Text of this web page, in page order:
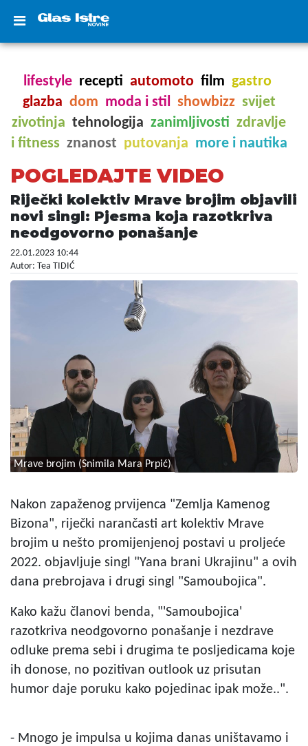
lifestyle recepti automoto film gastro
glazba dom moda i stil showbizz svijet
zivotinja tehnologija zanimljivosti zdravlje
i fitness znanost putovanja more i nautika
POGLEDAJTE VIDEO
Riječki kolektiv Mrave brojim objavili
novi singl: Pjesma koja razotkriva
neodgovorno ponašanje
22.01.2023 10:44
Autor: Tea TIDIĆ
Mrave brojim (Snimila Mara Prpić)
Nakon zapaženog prvijenca "Zemlja Kamenog
Bizona", riječki narančasti art kolektiv Mrave
brojim u nešto promijenjenoj postavi u proljeće
2022. objavljuje singl "Yana brani Ukrajinu" a ovih
dana prebrojava i drugi singl "Samoubojica".
Kako kažu članovi benda, "'Samoubojica'
razotkriva neodgovorno ponašanje i nezdrave
odluke prema sebi i drugima te posljedicama koje
ih donose, no pozitivan outlook uz prisutan
humor daje poruku kako pojedinac ipak može..".
- Mnogo je impulsa u kojima danas uništavamo i